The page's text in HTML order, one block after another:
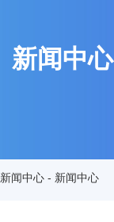
新闻中心
新闻中心 - 新闻中心